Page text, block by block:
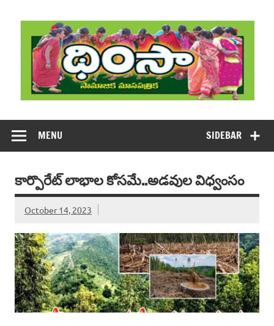
content
DHIMSA
SIDEBAR
MENU
కార్పొరేట్‌ లాభాల కోసమే..అడవుల విధ్వంసం
October 14, 2023